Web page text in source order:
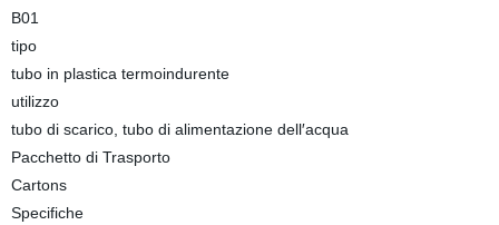
B01
tipo
tubo in plastica termoindurente
utilizzo
tubo di scarico, tubo di alimentazione dell′acqua
Pacchetto di Trasporto
Cartons
Specifiche